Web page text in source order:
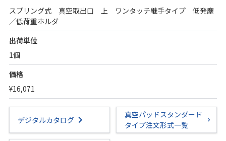
スプリング式 真空取出口 上 ワンタッチ継手タイプ 低発塵
／低荷重ホルダ
出荷単位
1個
価格
¥16,071
デジタルカタログ
真空パッドスタンダード
タイプ注文形式一覧